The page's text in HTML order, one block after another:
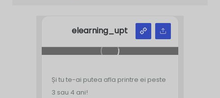
elearning_upt
Și tu te-ai putea afla printre ei peste
3 sau 4 ani!